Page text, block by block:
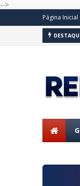
-->
Página Inicial